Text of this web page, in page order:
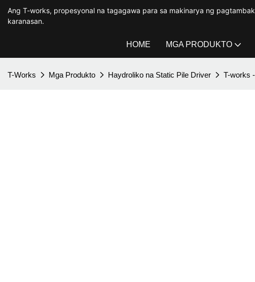
Ang T-works, propesyonal na tagagawa para sa makinarya ng
karanasan.
HOME MGA PRODUKTO
T-Works Mga Produkto Haydroliko na Static Pile Driver T-works